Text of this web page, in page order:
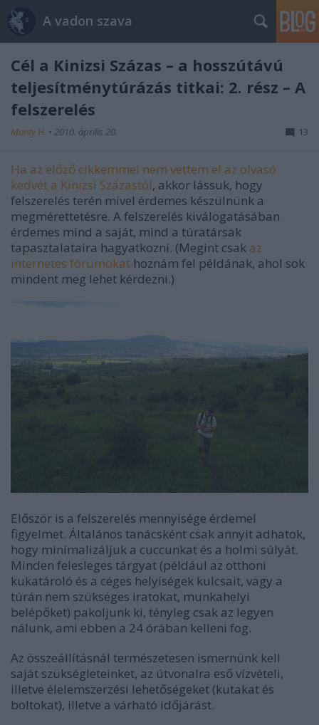
A vadon szava
Cél a Kinizsi Százas – a hosszútávú
teljesítménytúrázás titkai: 2. rész – A
felszerelés
Monty H. • 2010. április 20. 13
Ha az előző cikkemmel nem vettem el az olvasó
kedvét a Kinizsi Százastól, akkor lássuk, hogy
felszerelés terén mivel érdemes készülnünk a
megmérettetésre. A felszerelés kiválogatásában
érdemes mind a saját, mind a túratársak
tapasztalataira hagyatkozni. (Megint csak az
internetes fórumokat hoznám fel példának, ahol sok
mindent meg lehet kérdezni.)
Először is a felszerelés mennyisége érdemel
figyelmet. Általános tanácsként csak annyit adhatok,
hogy minimalizáljuk a cuccunkat és a holmi súlyát.
Minden felesleges tárgyat (például az otthoni
kukatároló és a céges helyiségek kulcsait, vagy a
túrán nem szükséges iratokat, munkahelyi
belépőket) pakoljunk ki, tényleg csak az legyen
nálunk, ami ebben a 24 órában kelleni fog.
Az összeállításnál természetesen ismernünk kell
saját szükségleteinket, az útvonalra eső vízvételi,
illetve élelemszerzési lehetőségeket (kutakat és
boltokat), illetve a várható időjárást.